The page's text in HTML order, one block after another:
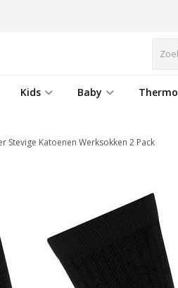
Kids Baby Thermo
Stevige Katoenen Werksokken 2 Pack